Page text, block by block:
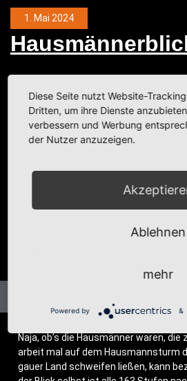
1. Mai 2024
Naja, ob’s die Haus­män­ner waren,
ar­beit mal auf dem Haus­mannsturm
gau­er Land schwei­fen lie­ßen, kann
Diese Seite nutzt Website-
Dritten, um ihre Dienste
verbessern und Werbung
der Nutzer anzuzeigen.
Ablehnen
mehr
Powered by &